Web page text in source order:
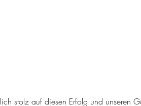
stolz auf diesen Erfolg und unseren